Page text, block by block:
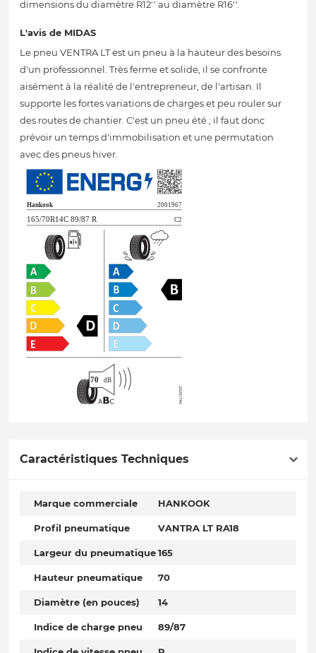
dimensions du diamètre R12'' au diamètre R16''.
L'avis de MIDAS
Le pneu VENTRA LT est un pneu à la hauteur des besoins
d'un professionnel. Très ferme et solide, il se confronte
aisément à la réalité de l'entrepreneur, de l'artisan. Il
supporte les fortes variations de charges et peu rouler sur
des routes de chantier. C'est un pneu été ; il faut donc
prévoir un temps d'immobilisation et une permutation
avec des pneus hiver.
Caractéristiques Techniques
Marque commerciale HANKOOK
Profil pneumatique VANTRA LT RA18
Largeur du pneumatique165
Hauteur pneumatique 70
Diamètre (en pouces) 14
Indice de charge pneu 89/87